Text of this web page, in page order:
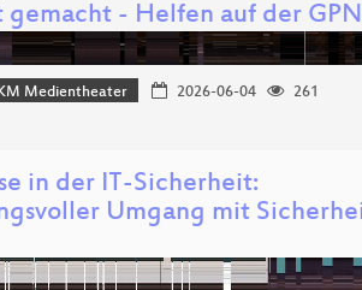
gemacht - Helfen auf der
Medientheater 2026-06-04
261
in der IT-Sicherheit:
Umgang mit